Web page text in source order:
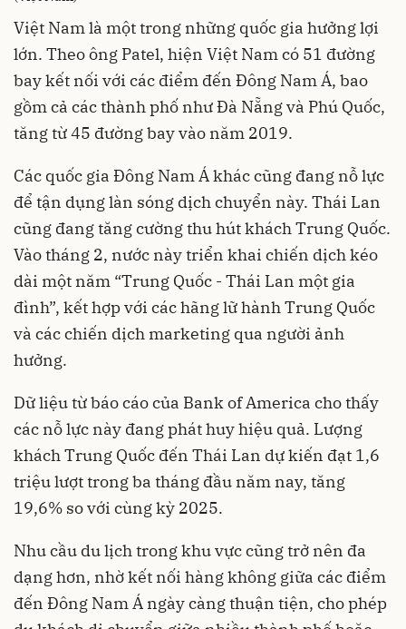
Việt Nam là một trong những quốc gia hưởng lợi
lớn. Theo ông Patel, hiện Việt Nam có 51 đường
bay kết nối với các điểm đến Đông Nam Á, bao
gồm cả các thành phố như Đà Nẵng và Phú Quốc,
tăng từ 45 đường bay vào năm 2019.
Các quốc gia Đông Nam Á khác cũng đang nỗ lực
để tận dụng làn sóng dịch chuyển này. Thái Lan
cũng đang tăng cường thu hút khách Trung Quốc.
Vào tháng 2, nước này triển khai chiến dịch kéo
dài một năm “Trung Quốc - Thái Lan một gia
đình”, kết hợp với các hãng lữ hành Trung Quốc
và các chiến dịch marketing qua người ảnh
hưởng.
Dữ liệu từ báo cáo của Bank of America cho thấy
các nỗ lực này đang phát huy hiệu quả. Lượng
khách Trung Quốc đến Thái Lan dự kiến đạt 1,6
triệu lượt trong ba tháng đầu năm nay, tăng
19,6% so với cùng kỳ 2025.
Nhu cầu du lịch trong khu vực cũng trở nên đa
dạng hơn, nhờ kết nối hàng không giữa các điểm
đến Đông Nam Á ngày càng thuận tiện, cho phép